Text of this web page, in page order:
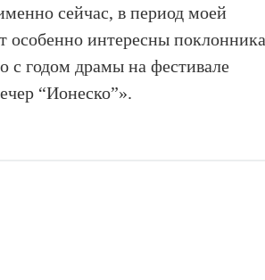
сейчас, в период моей
особенно интересны
с годом драмы на фестивале
“Ионеско”».